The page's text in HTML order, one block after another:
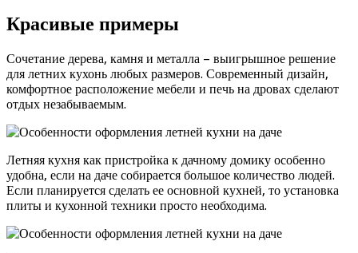
Красивые примеры
Сочетание дерева, камня и металла – выигрышное решение
для летних кухонь любых размеров. Современный дизайн,
комфортное расположение мебели и печь на дровах сделают
отдых незабываемым.
Летняя кухня как пристройка к дачному домику особенно
удобна, если на даче собирается большое количество людей.
Если планируется сделать ее основной кухней, то установка
плиты и кухонной техники просто необходима.